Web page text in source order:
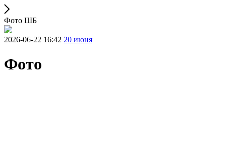
Фото ШБ
2026-06-22 16:42 20 июня
Фото